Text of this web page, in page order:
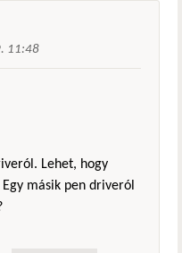
11:48
Lehet, hogy
másik pen driveról